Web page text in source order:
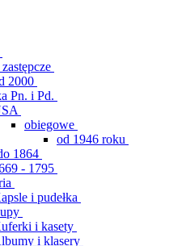
2000
Pn. i Pd.
obiegowe
od 1946 roku
1864
- 1795
i pudełka
i kasety
i klasery